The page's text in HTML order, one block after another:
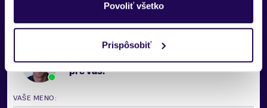
Povoliť všetko
Prispôsobiť
pre vás.
VAŠE MENO: